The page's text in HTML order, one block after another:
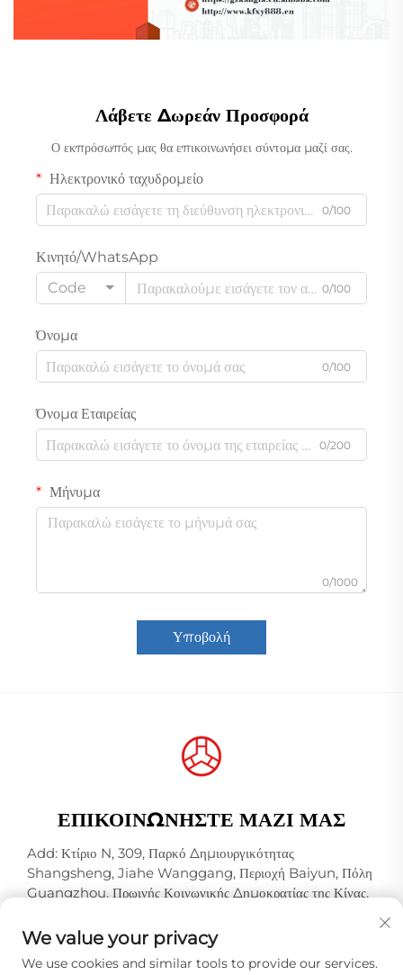
Λάβετε Δωρεάν Προσφορά
Ο εκπρόσωπός μας θα επικοινωνήσει σύντομα μαζί σας.
Ηλεκτρονικό ταχυδρομείο
0/100
Κινητό/WhatsApp
Code
0/100
Όνομα
0/100
Όνομα Εταιρείας
0/200
Μήνυμα
0/1000
Υποβολή
ΕΠΙΚΟΙΝΩΝΉΣΤΕ ΜΑΖΊ ΜΑΣ
Add: Κτίριο N, 309, Παρκό Δημιουργικότητας
Shangsheng, Jiahe Wanggang, Περιοχή Baiyun, Πόλη
Guangzhou, Πρωινής Κοινωνικής Δημοκρατίας της Κίνας,
Τηλ.: +86-18925123039
E-mail:[email protected]
We value your privacy
We use cookies and similar tools to provide our services.